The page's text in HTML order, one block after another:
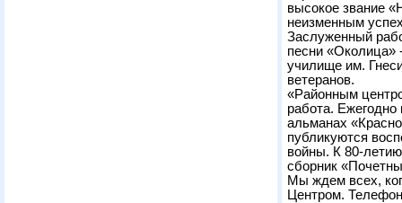
высокое звание
неизменным
Заслуженный
песни «Околица»
училище им.
ветеранов.
«Районным
работа. Ежегодно
альманах
публикуются
войны. К 80-
сборник
Мы ждем всех,
Центром.